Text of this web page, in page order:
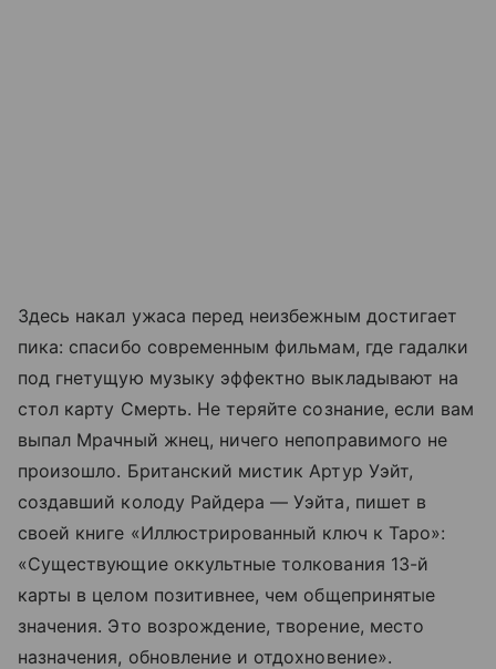
Здесь накал ужаса перед неизбежным достигает
пика: спасибо современным фильмам, где гадалки
под гнетущую музыку эффектно выкладывают на
стол карту Смерть. Не теряйте сознание, если вам
выпал Мрачный жнец, ничего непоправимого не
произошло. Британский мистик Артур Уэйт,
создавший колоду Райдера — Уэйта, пишет в
своей книге «Иллюстрированный ключ к Таро»:
«Существующие оккультные толкования 13-й
карты в целом позитивнее, чем общепринятые
значения. Это возрождение, творение, место
назначения, обновление и отдохновение».